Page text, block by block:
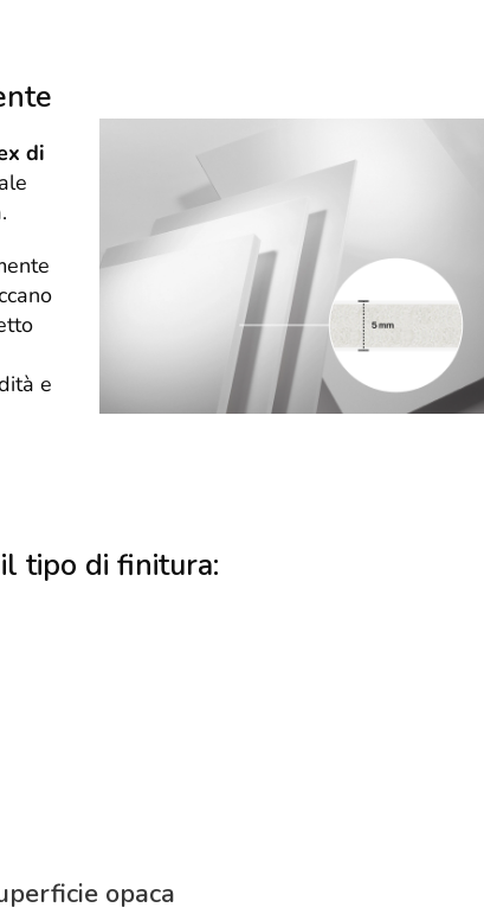
di
e
tipo di finitura:
opaca